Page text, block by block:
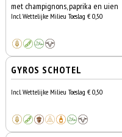
met champignons, paprika en uien
Incl. Wettelijke Milieu Toeslag € 0,50
GYROS SCHOTEL
Incl. Wettelijke Milieu Toeslag € 0,50